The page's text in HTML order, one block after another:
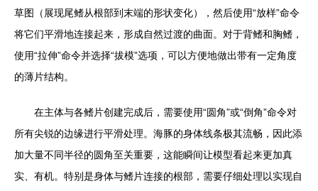
草图（展现尾鳍从根部到末端的形状变化），然后使用“放样”命令
将它们平滑地连接起来，形成自然过渡的曲面。对于背鳍和胸鳍，
使用“拉伸”命令并选择“拔模”选项，可以方便地做出带有一定角度
的薄片结构。
在主体与各鳍片创建完成后，需要使用“圆角”或“倒角”命令对
所有尖锐的边缘进行平滑处理。海豚的身体线条极其流畅，因此添
加大量不同半径的圆角至关重要，这能瞬间让模型看起来更加真
实、有机。特别是身体与鳍片连接的根部，需要仔细处理以实现自